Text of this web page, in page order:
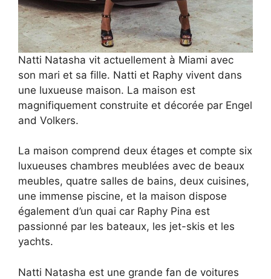
Natti Natasha vit actuellement à Miami avec
son mari et sa fille. Natti et Raphy vivent dans
une luxueuse maison. La maison est
magnifiquement construite et décorée par Engel
and Volkers.
La maison comprend deux étages et compte six
luxueuses chambres meublées avec de beaux
meubles, quatre salles de bains, deux cuisines,
une immense piscine, et la maison dispose
également d’un quai car Raphy Pina est
passionné par les bateaux, les jet-skis et les
yachts.
Natti Natasha est une grande fan de voitures